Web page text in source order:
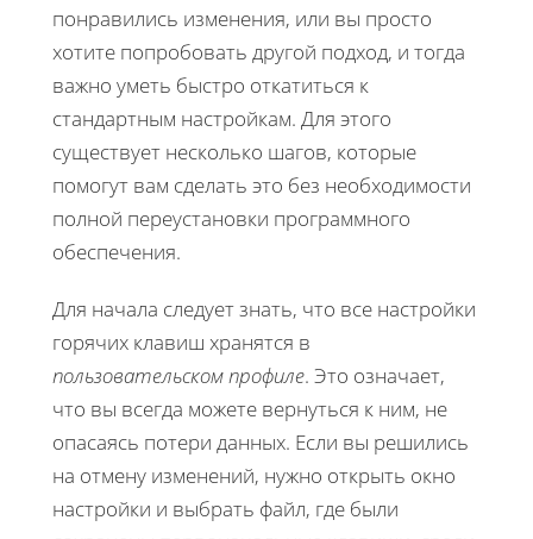
понравились изменения, или вы просто
хотите попробовать другой подход, и тогда
важно уметь быстро откатиться к
стандартным настройкам. Для этого
существует несколько шагов, которые
помогут вам сделать это без необходимости
полной переустановки программного
обеспечения.
Для начала следует знать, что все настройки
горячих клавиш хранятся в
пользовательском профиле. Это означает,
что вы всегда можете вернуться к ним, не
опасаясь потери данных. Если вы решились
на отмену изменений, нужно открыть окно
настройки и выбрать файл, где были